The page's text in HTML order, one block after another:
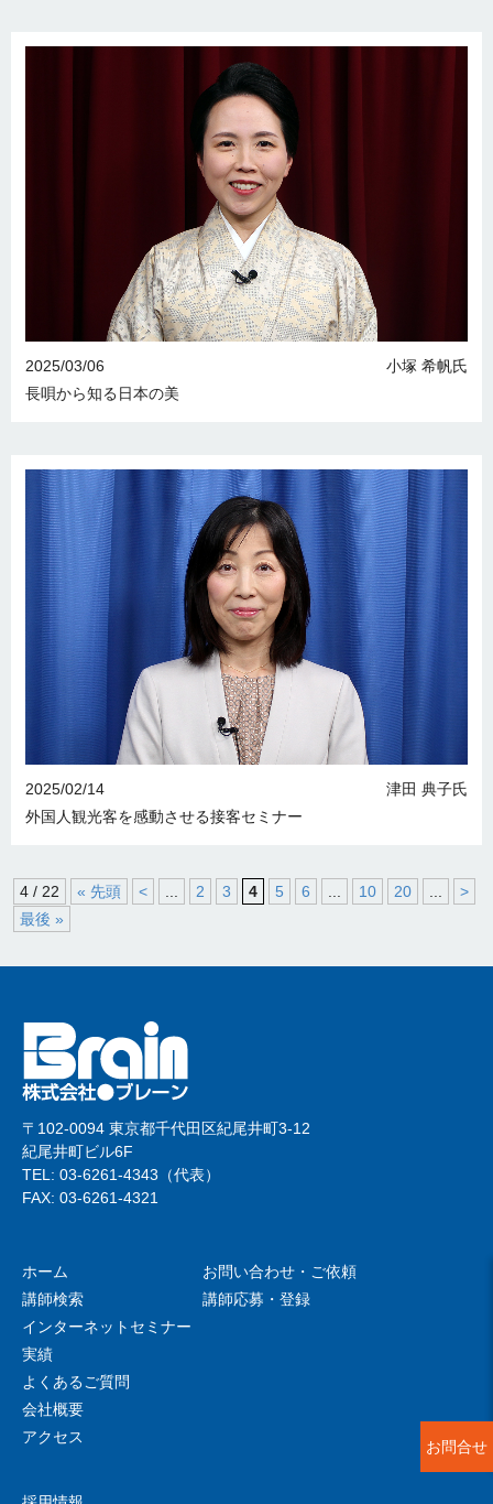
2025/03/06
小塚 希帆氏
長唄から知る日本の美
2025/02/14
津田 典子氏
外国人観光客を感動させる接客セミナー
4 / 22 « 先頭 < 2 3 4 5 6 10 20
>
最後 »
〒102-0094 東京都千代田区紀尾井町3-12
紀尾井町ビル6F
TEL: 03-6261-4343（代表）
FAX: 03-6261-4321
ホーム
講師検索
インターネットセミナー
実績
よくあるご質問
会社概要
アクセス
お問い合わせ・ご依頼
講師応募・登録
お問合せ